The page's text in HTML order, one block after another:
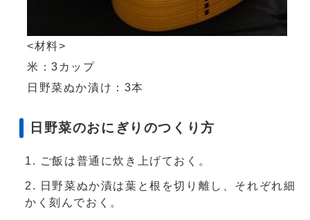
<材料>
米：3カップ
日野菜ぬか漬け：3本
日野菜のおにぎりのつくり方
ご飯は普通に炊き上げておく。
日野菜ぬか漬は葉と根を切り離し、それぞれ細
かく刻んでおく。